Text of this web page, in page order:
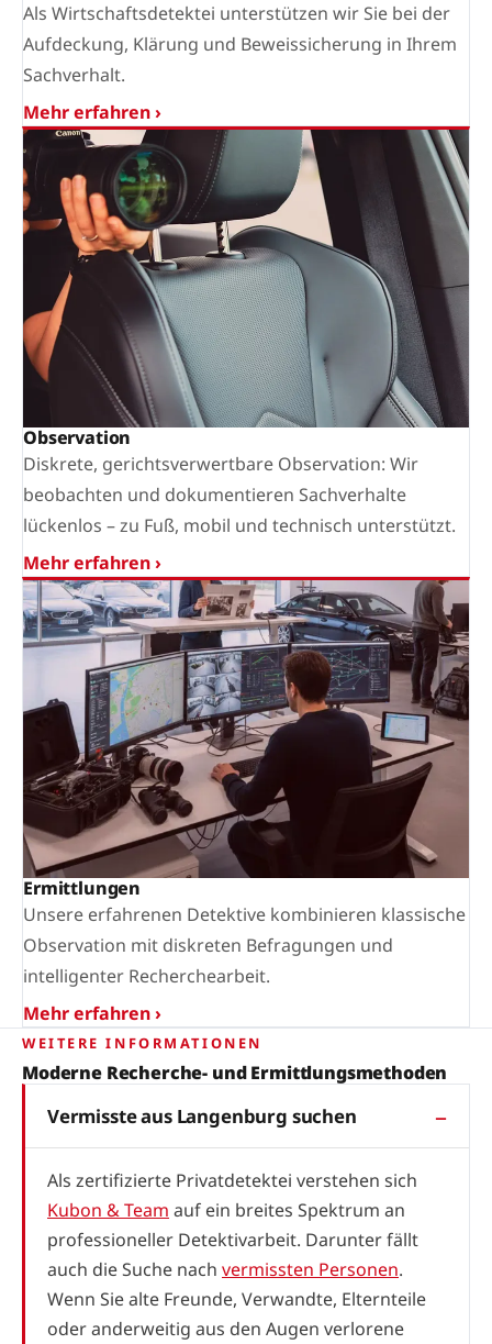
Als Wirtschaftsdetektei unterstützen wir Sie bei der
Aufdeckung, Klärung und Beweissicherung in Ihrem
Sachverhalt.
Mehr erfahren ›
Observation
Diskrete, gerichtsverwertbare Observation: Wir
beobachten und dokumentieren Sachverhalte
lückenlos – zu Fuß, mobil und technisch unterstützt.
Mehr erfahren ›
Ermittlungen
Unsere erfahrenen Detektive kombinieren klassische
Observation mit diskreten Befragungen und
intelligenter Recherchearbeit.
Mehr erfahren ›
WEITERE INFORMATIONEN
Moderne Recherche- und Ermittlungsmethoden
Vermisste aus Langenburg suchen
Als zertifizierte Privatdetektei verstehen sich
Kubon & Team auf ein breites Spektrum an
professioneller Detektivarbeit. Darunter fällt
auch die Suche nach vermissten Personen.
Wenn Sie alte Freunde, Verwandte, Elternteile
oder anderweitig aus den Augen verlorene